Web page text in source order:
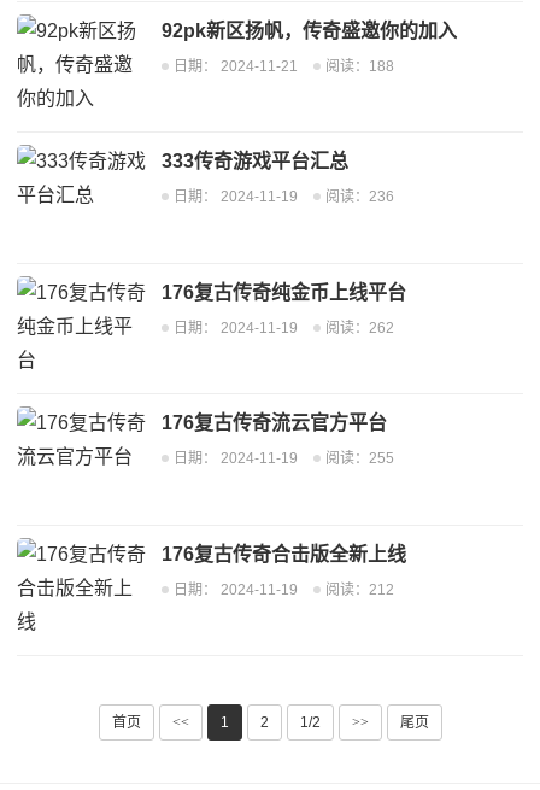
92pk新区扬帆，传奇盛邀你的加入
日期： 2024-11-21 阅读：188
333传奇游戏平台汇总
日期： 2024-11-19 阅读：236
176复古传奇纯金币上线平台
日期： 2024-11-19 阅读：262
176复古传奇流云官方平台
日期： 2024-11-19 阅读：255
176复古传奇合击版全新上线
日期： 2024-11-19 阅读：212
首页 << 1 2 1/2 >> 尾页